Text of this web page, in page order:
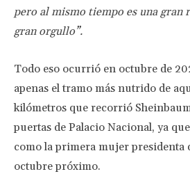
pero al mismo tiempo es una gran
gran orgullo”.
Todo eso ocurrió en octubre de
apenas el tramo más nutrido de
kilómetros que recorrió
puertas de Palacio Nacional, ya
como la primera mujer presidenta
octubre próximo.